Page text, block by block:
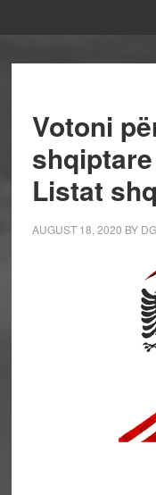
Votoni
Listat
AUGUST 18, 2020 BY